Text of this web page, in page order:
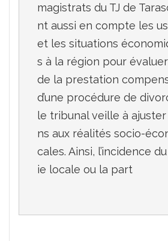
magistrats du TJ de
nt aussi en compte les
et les situations
s à la région pour
de la prestation
d’une procédure de
le tribunal veille à
ns aux réalités socio-
cales. Ainsi, l’incidence
ie locale ou la part